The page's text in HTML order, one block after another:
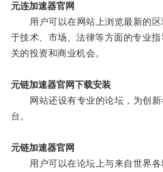
元连加速器官网
用户可以在网站上浏览最新的区
于技术、市场、法律等方面的专业
关的投资和商业机会。
元链加速器官网下载安装
网站还设有专业的论坛，为创新
台。
元链加速器官网
用户可以在论坛上与来自世界各